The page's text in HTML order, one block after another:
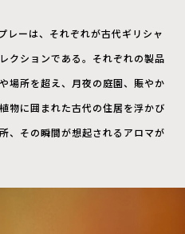
レーは、それぞれが古代ギリシャ
クションである。それぞれの製品
場所を超え、月夜の庭園、賑やか
物に囲まれた古代の住居を浮かび
、その瞬間が想起されるアロマが